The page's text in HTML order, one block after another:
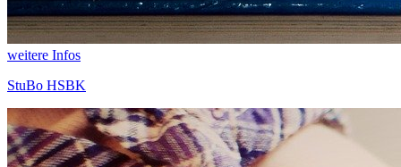
weitere Infos
StuBo HSBK